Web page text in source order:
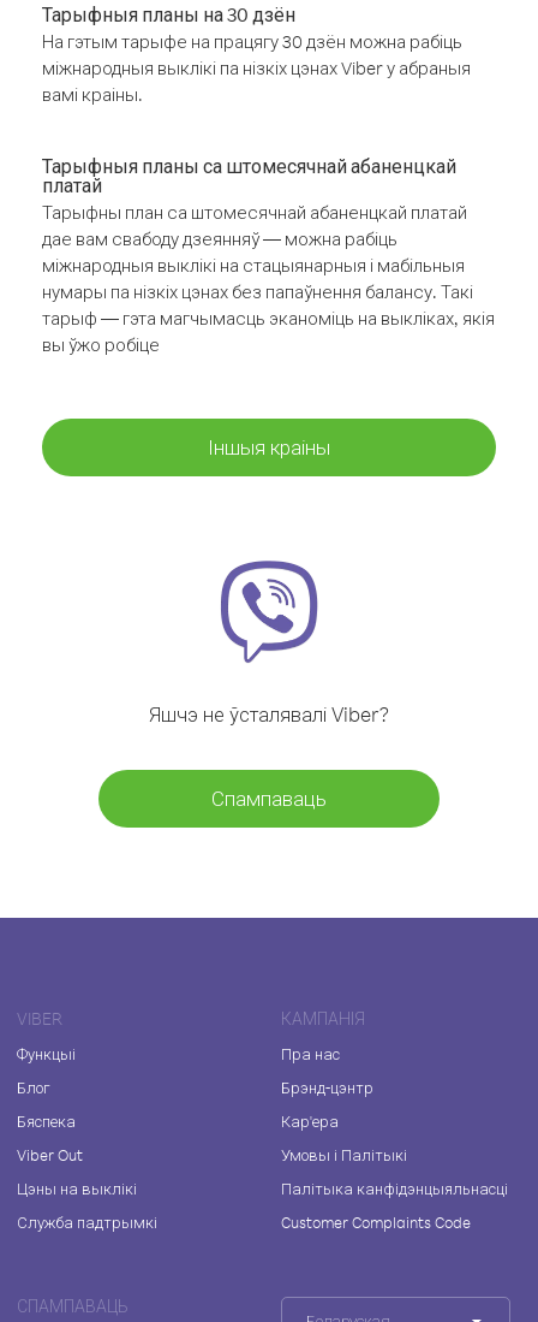
Тарыфныя планы на 30 дзён
На гэтым тарыфе на працягу 30 дзён можна рабіць
міжнародныя выклікі па нізкіх цэнах Viber у абраныя
вамі краіны.
Тарыфныя планы са штомесячнай абаненцкай
платай
Тарыфны план са штомесячнай абаненцкай платай
дае вам свабоду дзеянняў — можна рабіць
міжнародныя выклікі на стацыянарныя і мабільныя
нумары па нізкіх цэнах без папаўнення балансу. Такі
тарыф — гэта магчымасць эканоміць на выкліках, якія
вы ўжо робіце
Іншыя краіны
Яшчэ не ўсталявалі Viber?
Спампаваць
VIBER
Функцыі
Блог
Бяспека
Viber Out
Цэны на выклікі
Служба падтрымкі
КАМПАНІЯ
Пра нас
Брэнд-цэнтр
Кар'ера
Умовы і Палітыкі
Палітыка канфідэнцыяльнасці
Customer Complaints Code
СПАМПАВАЦЬ